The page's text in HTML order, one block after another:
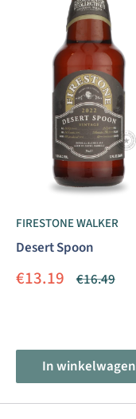
FIRESTONE WALKER
Desert Spoon
Aanbiedingsprijs
€13.19 Normale
€16.49
In winkelwagen